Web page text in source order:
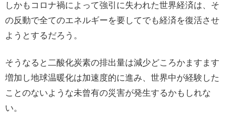
しかもコロナ禍によって強引に失われた世界経済は、そ
の反動で全てのエネルギーを要してでも経済を復活させ
ようとするだろう。
そうなると二酸化炭素の排出量は減少どころかますます
増加し地球温暖化は加速度的に進み、世界中が経験した
ことのないような未曾有の災害が発生するかもしれな
い。